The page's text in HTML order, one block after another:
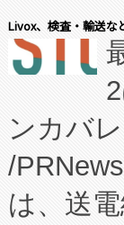
す。
患者に
のアク
Fully-
プログ
に関す
会社エ
ードす
ーエネ
た。
定、統
Livox、検査・輸送な
ンカバ
/
は、送